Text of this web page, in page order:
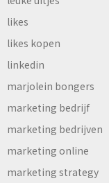
likes
likes kopen
linkedin
marjolein bongers
marketing bedrijf
marketing bedrijven
marketing online
marketing strategy